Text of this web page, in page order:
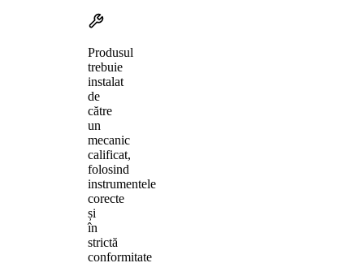
Produsul
trebuie
instalat
de
către
un
mecanic
calificat,
folosind
instrumentele
corecte
și
în
strictă
conformitate